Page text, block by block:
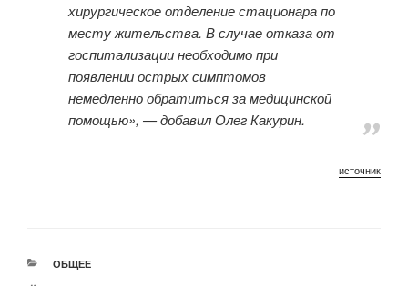
хирургическое отделение стационара по
месту жительства. В случае отказа от
госпитализации необходимо при
появлении острых симптомов
немедленно обратиться за медицинской
помощью», — добавил Олег Какурин.
источник
РУБРИКИ
ОБЩЕЕ